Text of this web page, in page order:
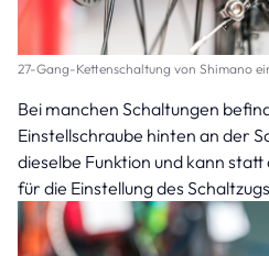
27-Gang-Kettenschaltung von Shimano
Bei manchen Schaltungen
Einstellschraube hinten an der
dieselbe Funktion und kann
für die Einstellung des